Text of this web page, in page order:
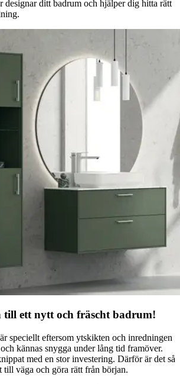
designar ditt badrum och hjälper dig hitta rätt
till ett nytt och fräscht badrum!
speciellt eftersom ytskikten och inredningen
kännas snygga under lång tid framöver.
med en stor investering. Därför är det så
till väga och göra rätt från början.